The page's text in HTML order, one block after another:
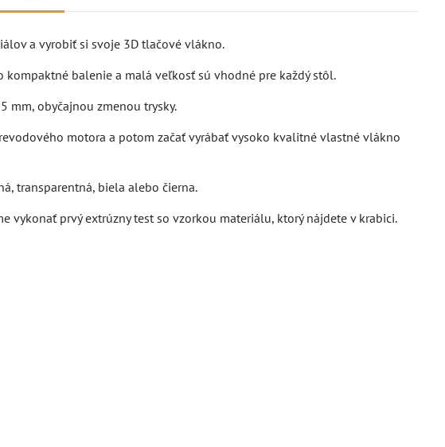
a vyrobiť si svoje 3D tlačové vlákno.
kompaktné balenie a malá veľkosť sú vhodné pre každý stôl.
mm, obyčajnou zmenou trysky.
motora a potom začať vyrábať vysoko kvalitné vlastné vlákno
transparentná, biela alebo čierna.
vykonať prvý extrúzny test so vzorkou materiálu, ktorý nájdete v krabici.